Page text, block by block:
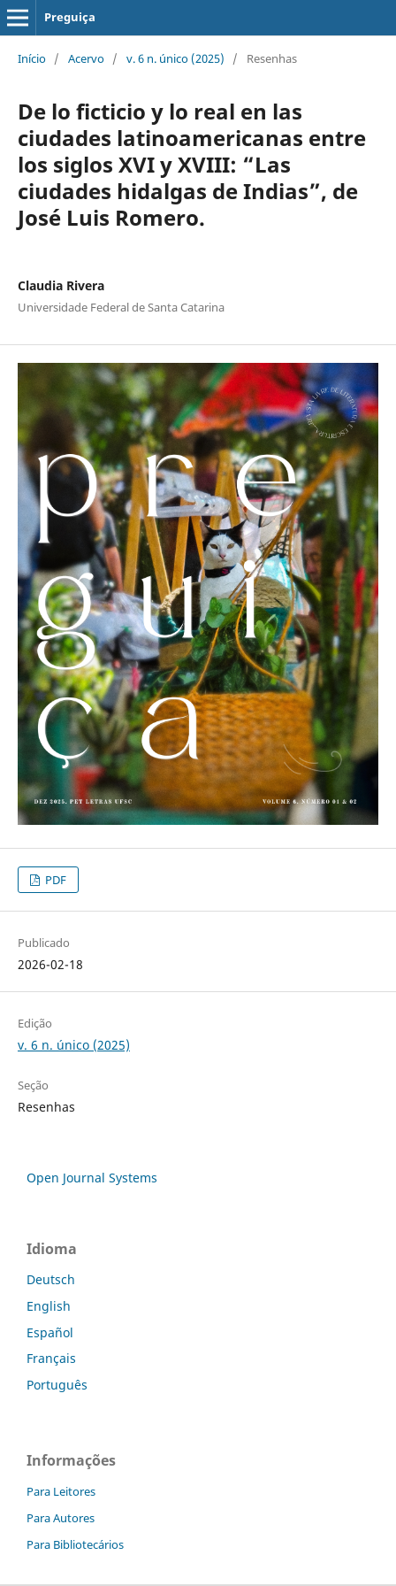
Preguiça
Início / Acervo / v. 6 n. único (2025) / Resenhas
De lo ficticio y lo real en las
ciudades latinoamericanas entre
los siglos XVI y XVIII: “Las
ciudades hidalgas de Indias”, de
José Luis Romero.
Claudia Rivera
Universidade Federal de Santa Catarina
PDF
Publicado
2026-02-18
Edição
v. 6 n. único (2025)
Seção
Resenhas
Open Journal Systems
Idioma
Deutsch
English
Español
Français
Português
Informações
Para Leitores
Para Autores
Para Bibliotecários